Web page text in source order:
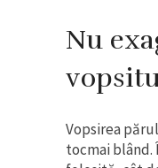
Nu
Vopsirea
tocmai blând.